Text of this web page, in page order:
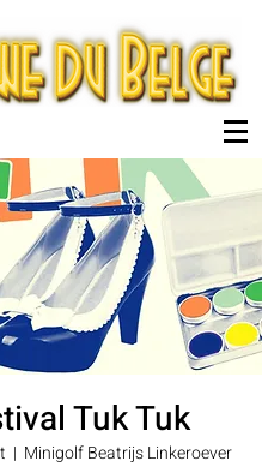
Tuk Tuk
  |
Minigolf Beatrijs Linkeroever